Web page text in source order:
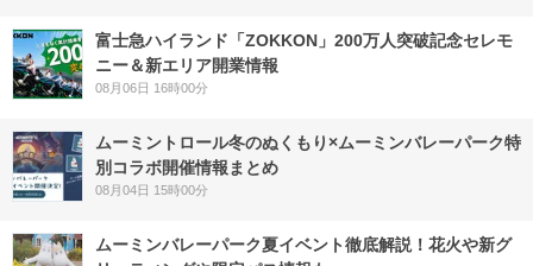
富士急ハイランド「ZOKKON」200万人突破記念セレモ
ニー＆新エリア開業情報
08月06日 16時00分
ムーミントロール冬のぬくもり×ムーミンバレーパーク特
別コラボ開催情報まとめ
08月04日 15時00分
ムーミンバレーパーク夏イベント徹底解説！花火や新グ